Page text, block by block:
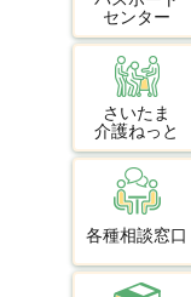
センター
さいたま
介護ねっと
各種相談窓口